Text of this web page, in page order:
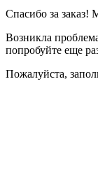
Спасибо за
Возникла
попробуйте еще
Пожалуйста,